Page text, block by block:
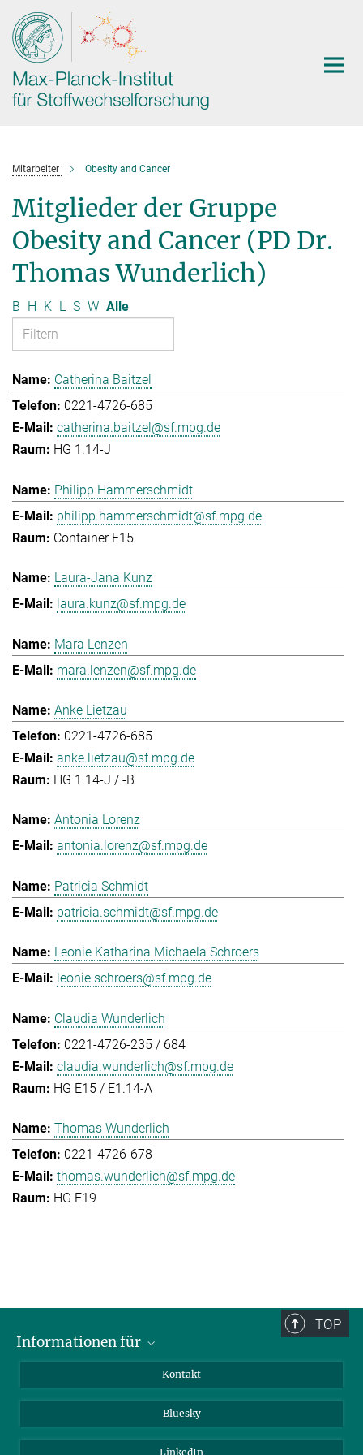
Hauptinhalt
Mitarbeiter Obesity and Cancer
Mitglieder der Gruppe
Obesity and Cancer (PD Dr.
Thomas Wunderlich)
B H K L S W Alle
Catherina Baitzel
0221-4726-685
catherina.baitzel@sf.mpg.de
HG 1.14-J
Philipp Hammerschmidt
philipp.hammerschmidt@sf.mpg.de
Container E15
Laura-Jana Kunz
laura.kunz@sf.mpg.de
Mara Lenzen
mara.lenzen@sf.mpg.de
Anke Lietzau
0221-4726-685
anke.lietzau@sf.mpg.de
HG 1.14-J / -B
Antonia Lorenz
antonia.lorenz@sf.mpg.de
Patricia Schmidt
patricia.schmidt@sf.mpg.de
Leonie Katharina Michaela Schroers
leonie.schroers@sf.mpg.de
Claudia Wunderlich
0221-4726-235 / 684
claudia.wunderlich@sf.mpg.de
HG E15 / E1.14-A
Thomas Wunderlich
0221-4726-678
thomas.wunderlich@sf.mpg.de
HG E19
TOP
Informationen für
Bewerbende
Forschende
Kontakt
Bluesky
LinkedIn